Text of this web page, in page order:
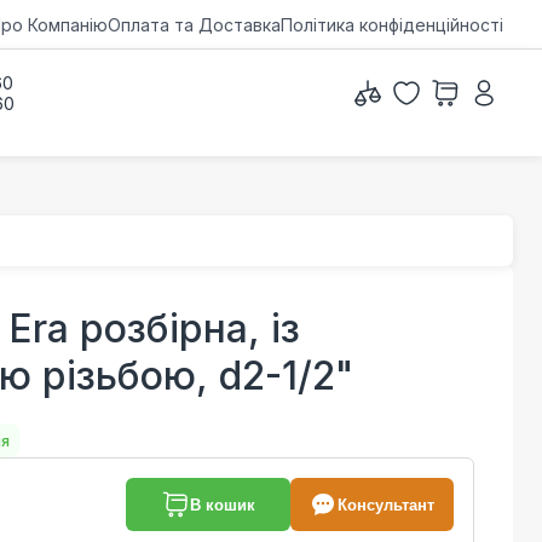
КомпаніюОплата та ДоставкаПолітика конфіденційності
розбірна, із
різьбою, d2-1/2"
В кошик Консультант